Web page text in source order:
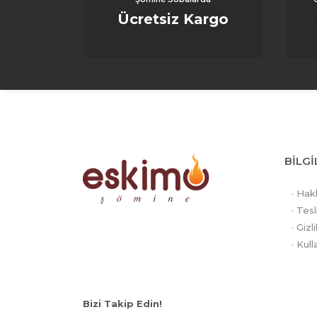
bir
ısı
Ücretsiz Kargo
·
·
·
·
Bizi Takip Edin!